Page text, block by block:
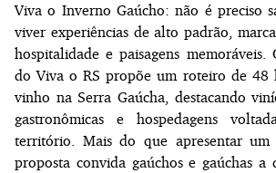
Viva o Inverno Gaúcho: não é preciso
viver experiências de alto padrão,
hospitalidade e paisagens
do Viva o RS propõe um roteiro de 48
vinho na Serra Gaúcha, destacando
gastronômicas e hospedagens
território. Mais do que apresentar um
proposta convida gaúchos e gaúchas a